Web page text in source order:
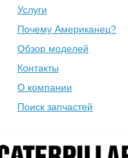
Услуги
Почему Американец?
Обзор моделей
Контакты
О компании
Поиск запчастей